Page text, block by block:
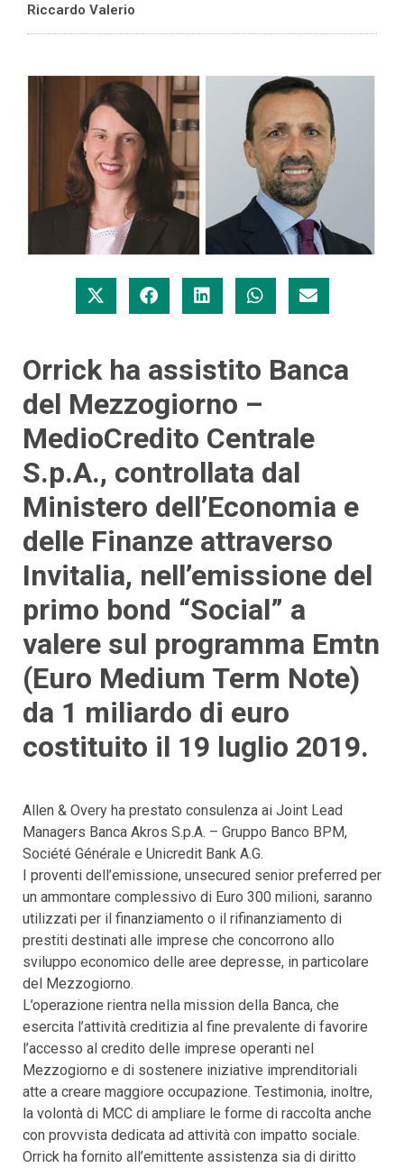
Riccardo Valerio
Orrick ha assistito Banca
del Mezzogiorno –
MedioCredito Centrale
S.p.A., controllata dal
Ministero dell’Economia e
delle Finanze attraverso
Invitalia, nell’emissione del
primo bond “Social” a
valere sul programma Emtn
(Euro Medium Term Note)
da 1 miliardo di euro
costituito il 19 luglio 2019.
Allen & Overy ha prestato consulenza ai Joint Lead
Managers Banca Akros S.p.A. – Gruppo Banco BPM,
Société Générale e Unicredit Bank A.G.
I proventi dell’emissione, unsecured senior preferred per
un ammontare complessivo di Euro 300 milioni, saranno
utilizzati per il finanziamento o il rifinanziamento di
prestiti destinati alle imprese che concorrono allo
sviluppo economico delle aree depresse, in particolare
del Mezzogiorno.
L’operazione rientra nella mission della Banca, che
esercita l’attività creditizia al fine prevalente di favorire
l’accesso al credito delle imprese operanti nel
Mezzogiorno e di sostenere iniziative imprenditoriali
atte a creare maggiore occupazione. Testimonia, inoltre,
la volontà di MCC di ampliare le forme di raccolta anche
con provvista dedicata ad attività con impatto sociale.
Orrick ha fornito all’emittente assistenza sia di diritto